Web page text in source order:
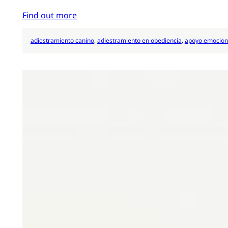
Find out more
adiestramiento canino, adiestramiento en obediencia, apoyo